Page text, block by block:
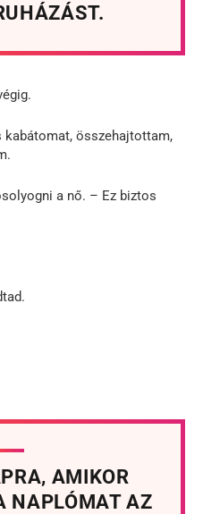
kabátomat, összehajtottam,
a nő. – Ez biztos
AMIKOR
NAPLÓMAT AZ